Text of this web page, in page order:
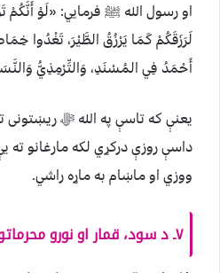
او رسول الله ﷺ فرمايي: «لَوْ أَنَّكُمْ
لَرَزَقَكُمْ كَمَا يَرْزُقُ الطَّيْرَ، تَغْدُوا
أَحْمَدُ فِي المُسْنَدِ، وَالتِّرْمِذِيُّ
يعنې که تاسې په الله ﷻ ریښتونی
داسې روزې درکړي لکه مارغانو
ووزي او ماښام به ماړه راشي.
۷ـ د سود، قمار او نورو محرماتو څخه لرې والی: